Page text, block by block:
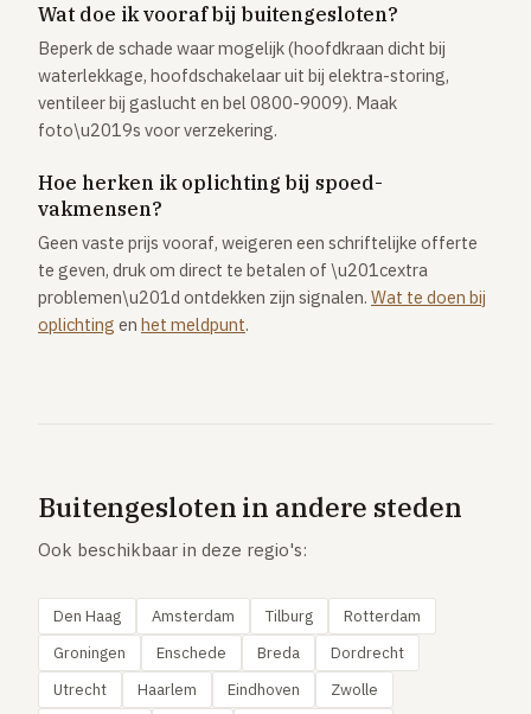
Wat doe ik vooraf bij buitengesloten?
Beperk de schade waar mogelijk (hoofdkraan dicht bij
waterlekkage, hoofdschakelaar uit bij elektra-storing,
ventileer bij gaslucht en bel 0800-9009). Maak
foto\u2019s voor verzekering.
Hoe herken ik oplichting bij spoed-
vakmensen?
Geen vaste prijs vooraf, weigeren een schriftelijke offerte
te geven, druk om direct te betalen of \u201cextra
problemen\u201d ontdekken zijn signalen. Wat te doen bij
oplichting en het meldpunt.
Buitengesloten in andere steden
Ook beschikbaar in deze regio's:
Den Haag Amsterdam Tilburg
Rotterdam
Groningen
Enschede Breda
Dordrecht
Utrecht
Haarlem Eindhoven
Zwolle